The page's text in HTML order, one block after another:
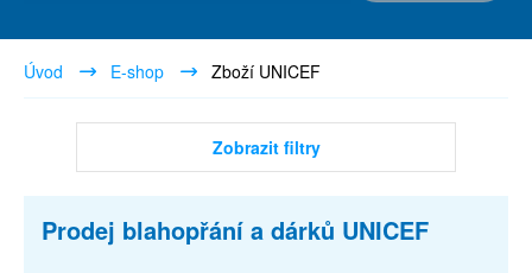
Úvod E-shop Zboží UNICEF
Zobrazit filtry
Prodej blahopřání a dárků UNICEF